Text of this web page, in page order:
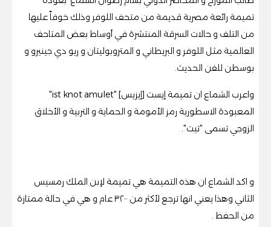
تميمة رائعة مصرية قديمة من متحف اللوفر وذلك خوفاً عليها
من التلف و حالات السرقة المنتشرة في أوساط بعض المتاحف
العالمية مثل اللوفر و البريطاني و المتروبوليتان و ريو دي جينيرو و
بوسطن للفن الحديث.
واعرب الشماع ان تميمة إيست [إيزيس] "ist knot amulet"
المعبودة الاسطورية رمز الأمومة و الحماية و التربية و الأخلاق
الزوجي تسمى "تيت".
و اكد الشماع ان هذه التميمة هي تميمة لإبن الملك رمسيس
الثاني وهذا يعني انها ترجع لأكثر من ٣٢٠٠ عام و هي في حالة ممتازة
من الحفظ .